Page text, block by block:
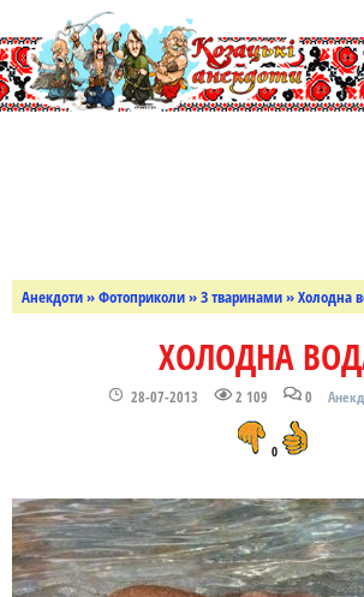
Анекдоти»Фотоприколи»З тваринами» Холодна
ХОЛОДНА
28-07-2013 2 109 0
0